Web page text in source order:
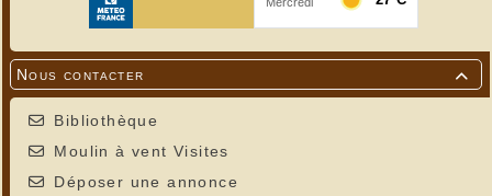

Nous contacter
Bibliothèque
Moulin à vent Visites
Déposer une annonce